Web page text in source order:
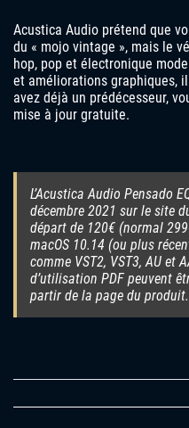
Acustica Audio prétend que
du « mojo vintage », mais le
hop, pop et électronique
et améliorations graphiques,
avez déjà un prédécesseur,
mise à jour gratuite.
L’Acustica Audio Pensado
décembre 2021 sur le site
départ de 120€ (normal
macOS 10.14 (ou plus
comme VST2, VST3, AU et
d’utilisation PDF peuvent
partir de la page du produit.